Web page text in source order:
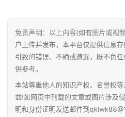
免责声明：以上内容(如有图片或视
户上传并发布，本平台仅提供信息
引致的错误、不确或遗漏，概不负
供参考。
本站尊重他人的知识产权、名誉权
益!如网页中刊载的文章或图片涉及
明和身份证明发送邮件到